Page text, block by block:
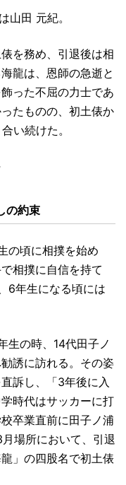
山田 元紀。
を務め、引退後は相
龍は、恩師の急逝と
った不屈の力士であ
たものの、初土俵か
い続けた。
の約束
の頃に相撲を始め
相撲に自信を持て
6年生になる頃には
生の時、14代田子ノ
誘に訪れる。その姿
訴し、「3年後に入
時代はサッカーに打
卒業直前に田子ノ浦
場所において、引退
」の四股名で初土俵